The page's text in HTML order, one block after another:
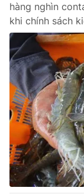
® Cấm sao chép
thuận bằng văn
thông tin từ
hàng nghìn
khi chính sách